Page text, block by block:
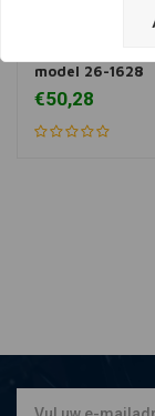
model 26-1628
€50,28